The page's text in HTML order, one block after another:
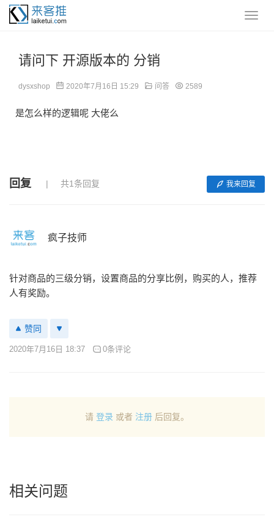
请问下 开源版本的 分销
dysxshop 2020年7月16日 15:29 问答 2589
是怎么样的逻辑呢 大佬么
回复 共1条回复 我来回复
疯子技师
针对商品的三级分销，设置商品的分享比例，购买的人，推荐
人有奖励。
赞同
2020年7月16日 18:37 0条评论
请 登录 或者 注册 后回复。
相关问题